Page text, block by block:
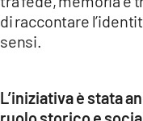
di raccontare
sensi.
L’iniziativa è stata